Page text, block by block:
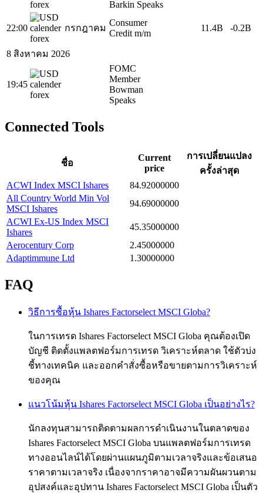
Barkin Speaks
22:00 กรกฎาคม
Consumer
Credit m/m
11.4B -0.2B
8 สิงหาคม 2026
19:45
FOMC
Member
Bowman
Speaks
Connected Tools
ชื่อ
Current
price
การเปลี่ยนแปลง
ครั้งล่าสุด
ACWI Index MSCI Ishares
84.92000000
All Country World Min Vol
MSCI Ishares
94.69000000
ACWI Ex-US Index MSCI
Ishares
45.35000000
Aerocentury Corp
2.45000000
Adaptimmune Ltd
1.30000000
FAQ
วิธีการซื้อหุ้น Ishares Factorselect MSCI Globa?
ในการเทรด Ishares Factorselect MSCI Globa คุณต้องเปิด
บัญชี ติดตั้งแพลตฟอร์มการเทรด วิเคราะห์ตลาด ใช้ตัวบ่ง
ชี้ทางเทคนิค และออกคำสั่งซื้อหรือขายตามการวิเคราะห์
ของคุณ
แนวโน้มหุ้น Ishares Factorselect MSCI Globa เป็นอย่างไร?
นักลงทุนสามารถติดตามผลการดำเนินงานในตลาดของ
Ishares Factorselect MSCI Globa บนแพลตฟอร์มการเทรด
ทางออนไลน์ได้โดยผ่านแผนภูมิตามเวลาจริงและข้อเสนอ
ราคาตามเวลาจริง เนื่องจากราคาอาจมีความผันผวนตาม
อุปสงค์และอุปทาน Ishares Factorselect MSCI Globa เป็นตัว